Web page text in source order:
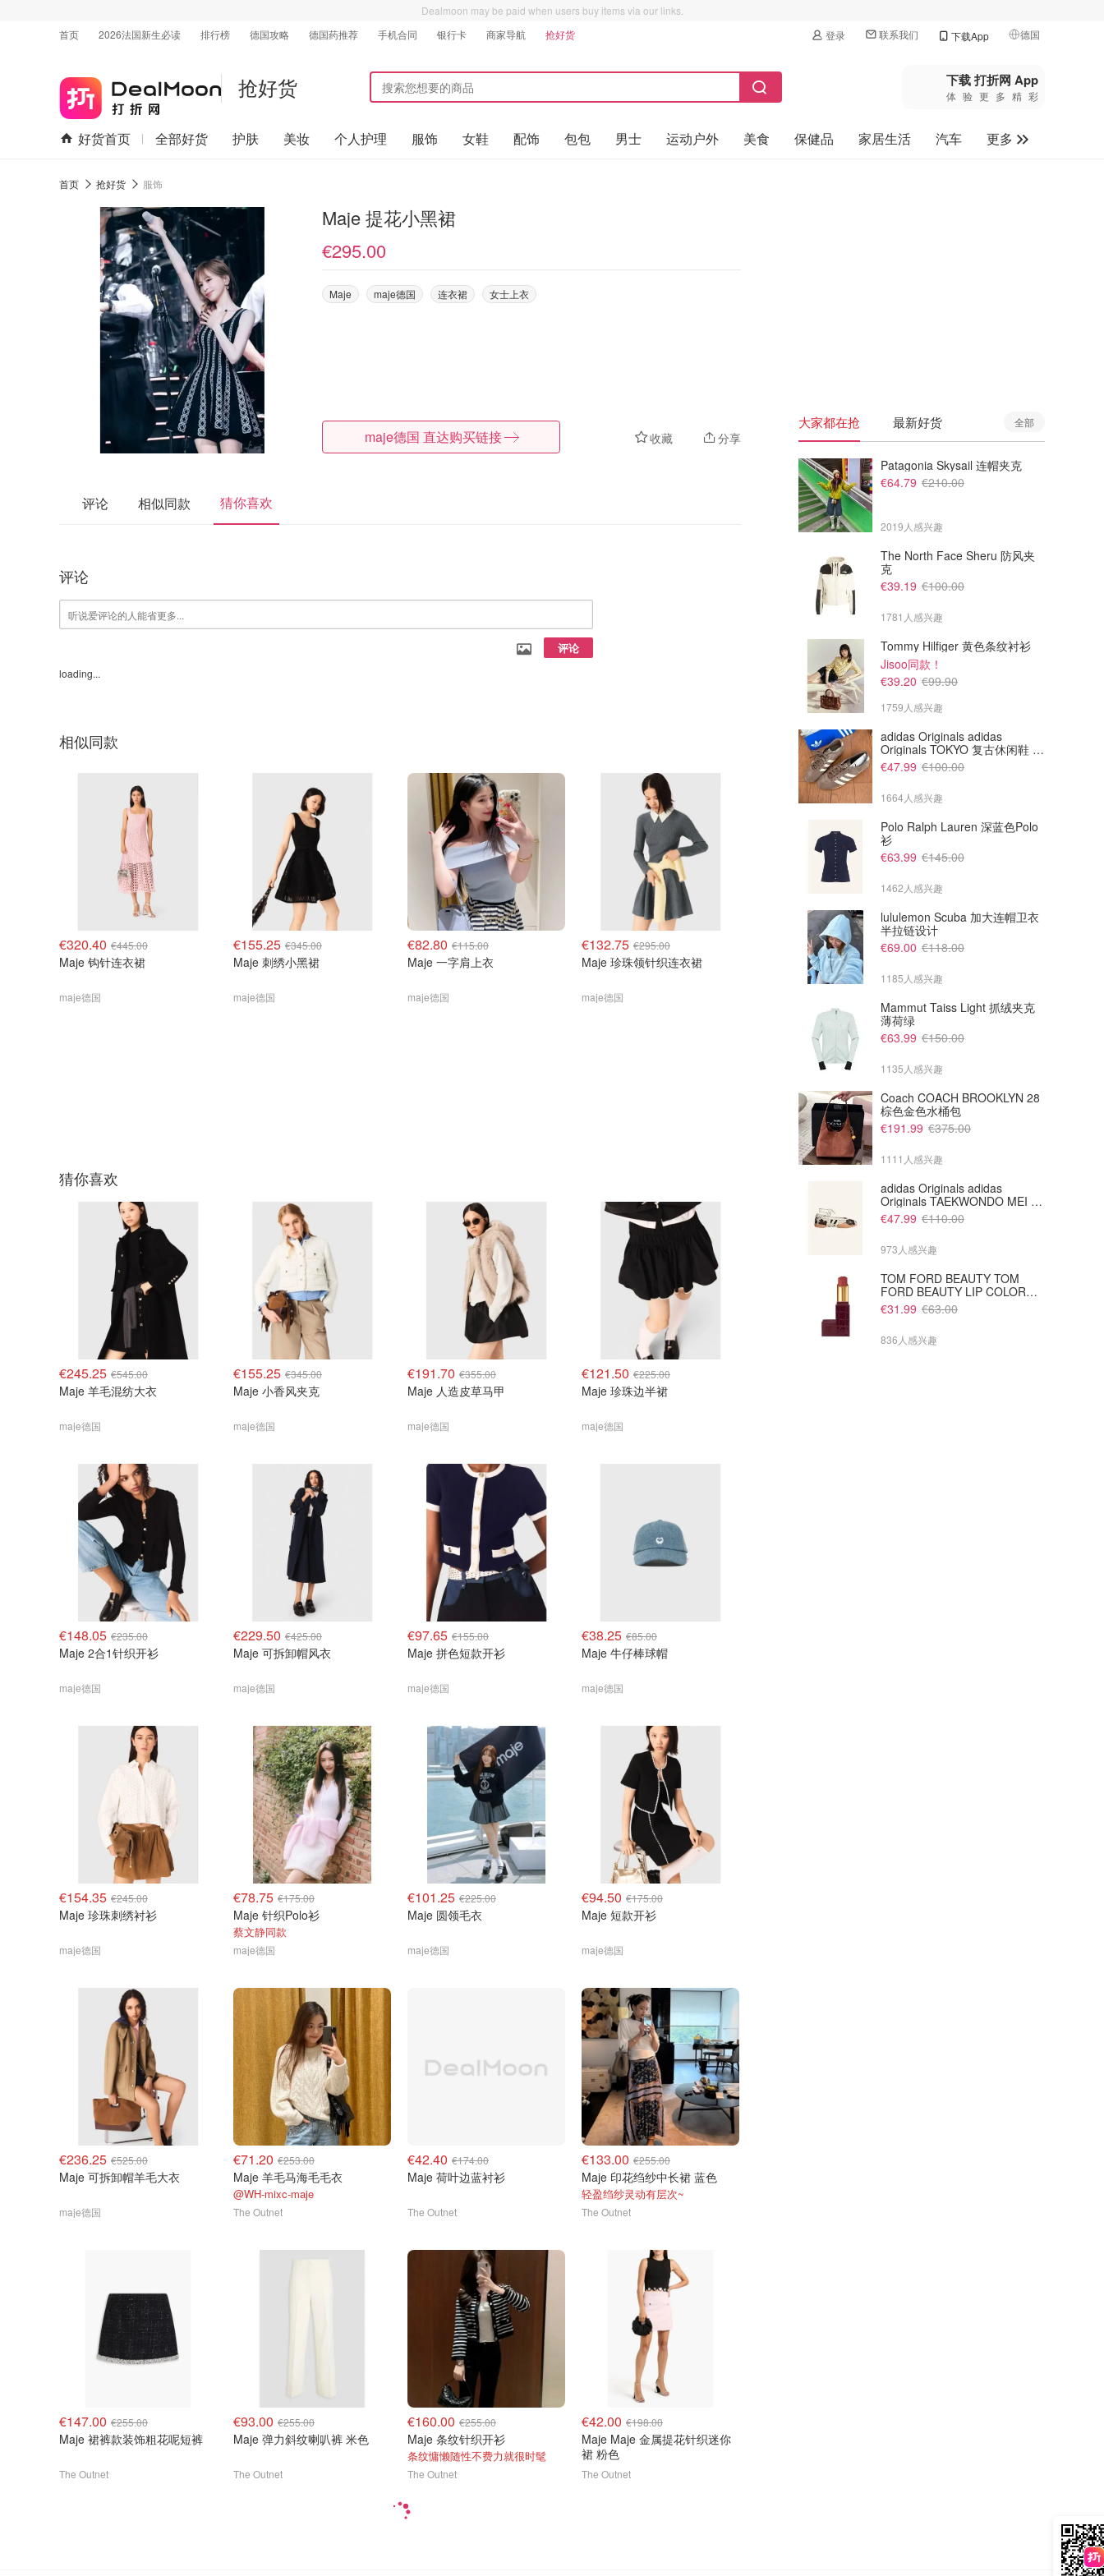
Dealmoon may be paid when users buy items via our links.
首页
2026法国新生必读 排行榜 德国攻略 德国药推荐 手机合同 银行卡 商家导航 抢好货 登录 联系我们 下载App 德国
🇺🇸美国
🇨🇳中国
🇨🇦加拿大
抢好货 下载 打折网 App
体验更多精彩
好货首页 全部好货 护肤 美妆 个人护理 服饰 女鞋 配饰 包包 男士 运动户外 美食 保健品 家居生活 汽车
更多
首页 抢好货 服饰
Maje 提花小黑裙
€295.00
Maje maje德国 连衣裙 女士上衣
收藏 分享
maje德国 直达购买链接
评论 相似同款 猜你喜欢
评论
评论
loading...
相似同款
€320.40 €445.00
Maje 钩针连衣裙
maje德国
€155.25 €345.00
Maje 刺绣小黑裙
maje德国
€82.80 €115.00
Maje 一字肩上衣
maje德国
€132.75 €295.00
Maje 珍珠领针织连衣裙
maje德国
€275.00
Maje A字衬衫裙
€123.75
猜你喜欢
€245.25 €545.00
Maje 羊毛混纺大衣
maje德国
€155.25 €345.00
Maje 小香风夹克
maje德国
€191.70 €355.00
Maje 人造皮草马甲
maje德国
€121.50 €225.00
Maje 珍珠边半裙
maje德国
€148.05 €235.00
Maje 2合1针织开衫
maje德国
€229.50 €425.00
Maje 可拆卸帽风衣
maje德国
€97.65 €155.00
Maje 拼色短款开衫
maje德国
€38.25 €85.00
Maje 牛仔棒球帽
maje德国
€154.35 €245.00
Maje 珍珠刺绣衬衫
maje德国
€78.75 €175.00
Maje 针织Polo衫
蔡文静同款
maje德国
€101.25 €225.00
Maje 圆领毛衣
maje德国
€94.50 €175.00
Maje 短款开衫
maje德国
€236.25 €525.00
Maje 可拆卸帽羊毛大衣
maje德国
€71.20 €253.00
Maje 羊毛马海毛毛衣
@WH-mixc-maje
The Outnet
€42.40 €174.00
Maje 荷叶边蓝衬衫
The Outnet
€133.00 €255.00
Maje 印花绉纱中长裙 蓝色
轻盈绉纱灵动有层次~
The Outnet
€147.00 €255.00
Maje 裙裤款装饰粗花呢短裤
The Outnet
€93.00 €255.00
Maje 弹力斜纹喇叭裤 米色
The Outnet
€160.00 €255.00
Maje 条纹针织开衫
条纹慵懒随性不费力就很时髦
The Outnet
€42.00 €198.00
Maje Maje 金属提花针织迷你
裙 粉色
The Outnet
大家都在抢 最新好货 全部
Patagonia Skysail 连帽夹克
€64.79 €210.00
2019人感兴趣
The North Face Sheru 防风夹
克
€39.19 €100.00
1781人感兴趣
Tommy Hilfiger 黄色条纹衬衫
Jisoo同款！
€39.20 €99.90
1759人感兴趣
adidas Originals adidas
Originals TOKYO 复古休闲鞋 深
棕色
€47.99 €100.00
1664人感兴趣
Polo Ralph Lauren 深蓝色Polo
衫
€63.99 €145.00
1462人感兴趣
lululemon Scuba 加大连帽卫衣
半拉链设计
€69.00 €118.00
1185人感兴趣
Mammut Taiss Light 抓绒夹克
薄荷绿
€63.99 €150.00
1135人感兴趣
Coach COACH BROOKLYN 28
棕色金色水桶包
€191.99 €375.00
1111人感兴趣
adidas Originals adidas
Originals TAEKWONDO MEI 芭
蕾鞋 棕色米色
€47.99 €110.00
973人感兴趣
TOM FORD BEAUTY TOM
FORD BEAUTY LIP COLOR
SATIN MATTE 裸玫瑰口红
€31.99 €63.00
836人感兴趣